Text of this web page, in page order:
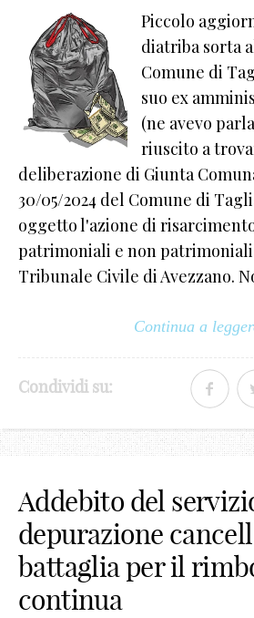
Piccolo
diatriba sorta
Comune di
suo ex
(ne avevo
riuscito a
deliberazione di Giunta
30/05/2024 del Comune di
oggetto l'azione di
patrimoniali e non
Tribunale Civile di Avezzano.
Continua a
Condividi su:
Addebito del
depurazione
battaglia per il
continua